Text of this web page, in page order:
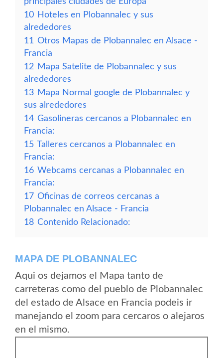
10 Hoteles en Plobannalec y sus
alrededores
11 Otros Mapas de Plobannalec en Alsace -
Francia
12 Mapa Satelite de Plobannalec y sus
alrededores
13 Mapa Normal google de Plobannalec y
sus alrededores
14 Gasolineras cercanos a Plobannalec en
Francia:
15 Talleres cercanos a Plobannalec en
Francia:
16 Webcams cercanas a Plobannalec en
Francia:
17 Oficinas de correos cercanas a
Plobannalec en Alsace - Francia
18 Contenido Relacionado:
MAPA DE PLOBANNALEC
Aqui os dejamos el Mapa tanto de
carreteras como del pueblo de Plobannalec
del estado de Alsace en Francia podeis ir
manejando el zoom para cercaros o alejaros
en el mismo.